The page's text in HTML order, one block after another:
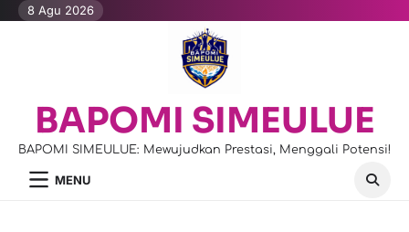
Skip8 Agu 2026
BAPOMI SIMEULUE
BAPOMI SIMEULUE: Mewujudkan Prestasi, Menggali Potensi!
MENU